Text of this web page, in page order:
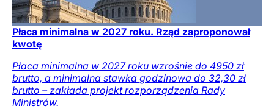
Płaca minimalna w 2027 roku. Rząd zaproponował
kwotę
Płaca minimalna w 2027 roku wzrośnie do 4950 zł
brutto, a minimalna stawka godzinowa do 32,30 zł
brutto – zakłada projekt rozporządzenia Rady
Ministrów.